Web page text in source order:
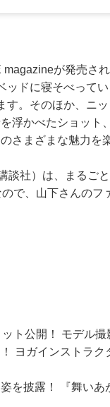
が発売さ
ドに寝そべって
。そのほか、ニ
浮かべたショット
さまざまな魅力を
社）は、まるご
で、山下さんのフ
ト公開！ モデル
ヨガインストラク
を披露！ 『舞い